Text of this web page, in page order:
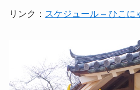
リンク： スケジュール – ひこに